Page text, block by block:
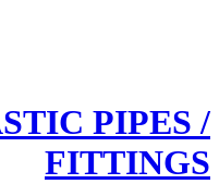
PIPES /
FITTINGS